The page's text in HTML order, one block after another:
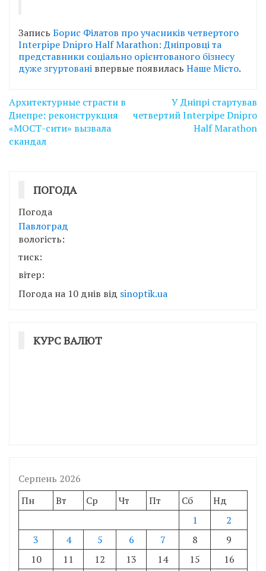
Запись Борис Філатов про учасників четвертого
Interpipe Dnipro Half Marathon: Дніпровці та
представники соціально орієнтованого бізнесу
дуже згуртовані впервые появилась Наше Місто.
Навігація
записів
Архитектурные страсти в
Днепре: реконструкция
«МОСТ-сити» вызвала
скандал
У Дніпрі стартував
четвертий Interpipe Dnipro
Half Marathon
ПОГОДА
Погода
Павлоград
вологість:
тиск:
вітер:
Погода на 10 днів від sinoptik.ua
КУРС ВАЛЮТ
Серпень 2026
Пн
Вт Ср Чт Пт Сб
Нд
1
2
3
4 5 6 7 8
9
10
11 12 13 14 15
16